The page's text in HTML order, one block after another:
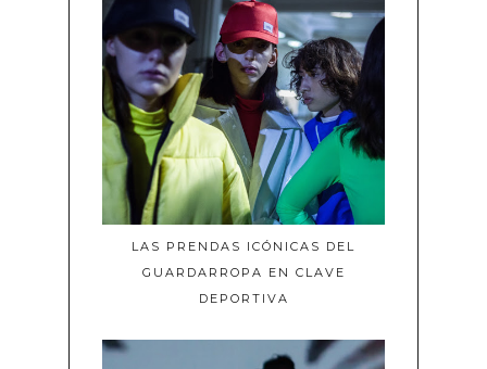
LAS PRENDAS ICÓNICAS DEL
GUARDARROPA EN CLAVE
DEPORTIVA